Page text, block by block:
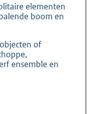
elementen
boom en
of
ensemble en